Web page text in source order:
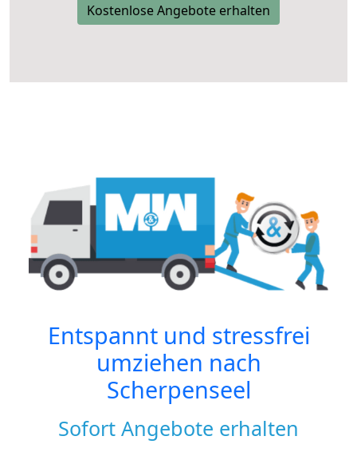
Kostenlose Angebote erhalten
Entspannt und stressfrei
umziehen nach
Scherpenseel
Sofort Angebote erhalten